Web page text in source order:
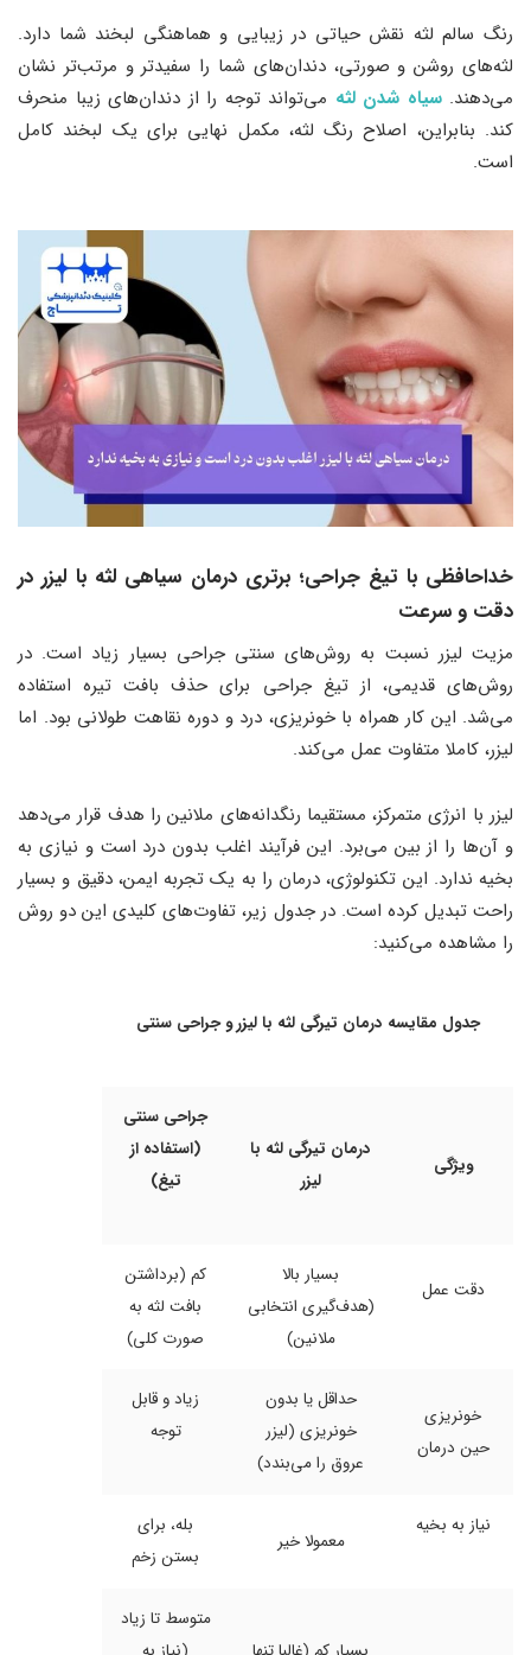
رنگ سالم لثه نقش حیاتی در زیبایی و هماهنگی لبخند شما دارد.
لثه‌های روشن و صورتی، دندان‌های شما را سفیدتر و مرتب‌تر نشان
می‌دهند.سیاه شدن لثه می‌تواند توجه را از دندان‌های زیبا منحرف
کند. بنابراین، اصلاح رنگ لثه، مکمل نهایی برای یک لبخند کامل
است.
خداحافظی با تیغ جراحی؛ برتری درمان سیاهی لثه با لیزر در
دقت و سرعت
مزیت لیزر نسبت به روش‌های سنتی جراحی بسیار زیاد است. در
روش‌های قدیمی، از تیغ جراحی برای حذف بافت تیره استفاده
می‌شد. این کار همراه با خونریزی، درد و دوره نقاهت طولانی بود. اما
لیزر، کاملا متفاوت عمل می‌کند.
لیزر با انرژی متمرکز، مستقیما رنگدانه‌های ملانین را هدف قرار می‌دهد
و آن‌ها را از بین می‌برد. این فرآیند اغلب بدون درد است و نیازی به
بخیه ندارد. این تکنولوژی، درمان را به یک تجربه ایمن، دقیق و بسیار
راحت تبدیل کرده است. در جدول زیر، تفاوت‌های کلیدی این دو روش
را مشاهده می‌کنید:
جدول مقایسه درمان تیرگی لثه با لیزر و جراحی سنتی
ویژگی
درمان تیرگی لثه با
لیزر
جراحی سنتی
(استفاده از
تیغ)
دقت عمل
بسیار بالا
(هدف‌گیری انتخابی
ملانین)
کم (برداشتن
بافت لثه به
صورت کلی)
خونریزی
حین درمان
حداقل یا بدون
خونریزی (لیزر
عروق را می‌بندد)
زیاد و قابل
توجه
نیاز به بخیه
معمولا خیر
بله، برای
بستن زخم
متوسط تا زیاد